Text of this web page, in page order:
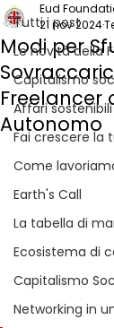
Tutti i post
Le novità della
Capitalismo
Affari sostenibili
Fai crescere la
Come
Earth's Call
La tabella di
Ecosistema di
Capitalismo
Networking in
Modi per
Freelancer
Autonomo
Eud
21 nov 2024